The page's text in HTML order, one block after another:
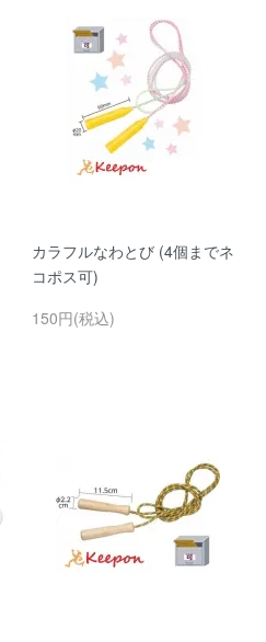
カラフルなわとび (4個までネ
コポス可)
150円(税込)